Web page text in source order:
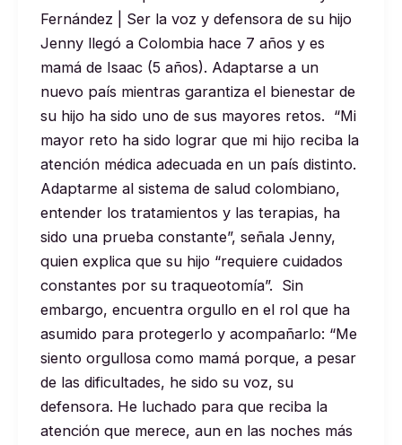
Fernández | Ser la voz y defensora de su hijo
Jenny llegó a Colombia hace 7 años y es
mamá de Isaac (5 años). Adaptarse a un
nuevo país mientras garantiza el bienestar de
su hijo ha sido uno de sus mayores retos. “Mi
mayor reto ha sido lograr que mi hijo reciba la
atención médica adecuada en un país distinto.
Adaptarme al sistema de salud colombiano,
entender los tratamientos y las terapias, ha
sido una prueba constante”, señala Jenny,
quien explica que su hijo “requiere cuidados
constantes por su traqueotomía”. Sin
embargo, encuentra orgullo en el rol que ha
asumido para protegerlo y acompañarlo: “Me
siento orgullosa como mamá porque, a pesar
de las dificultades, he sido su voz, su
defensora. He luchado para que reciba la
atención que merece, aun en las noches más